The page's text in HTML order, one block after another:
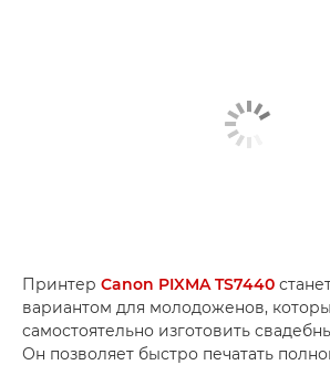
Принтер Canon PIXMA TS7440
вариантом для молодоженов,
самостоятельно изготовить
Он позволяет быстро печатать